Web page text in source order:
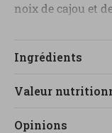
noix de cajou et
nutritive,
vanille, la noix de
aromatique
Ingrédients
Valeur
Opinions